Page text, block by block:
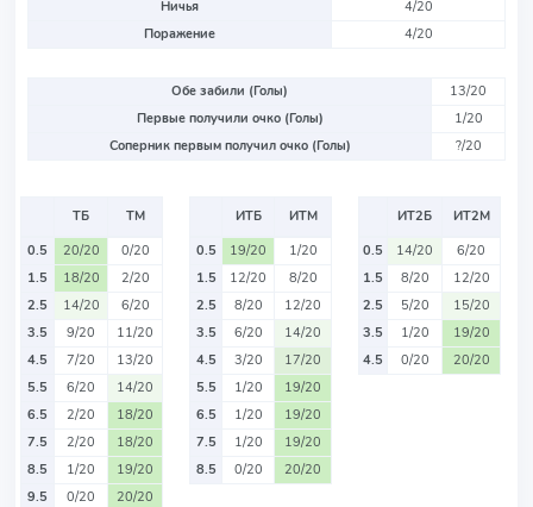
Ничья
4/20
Поражение
4/20
Обе забили (Голы)
13/20
Первые получили очко (Голы)
1/20
Соперник первым получил очко (Голы)
?/20
ТБ
ТМ
0.5
20/20
0/20
1.5
18/20
2/20
2.5
14/20
6/20
3.5
9/20
11/20
4.5
7/20
13/20
5.5
6/20
14/20
6.5
2/20
18/20
7.5
2/20
18/20
8.5
1/20
19/20
9.5
0/20 20/20
ИТБ
ИТМ
0.5
19/20
1/20
1.5
12/20
8/20
2.5
8/20
12/20
3.5
6/20
14/20
4.5
3/20
17/20
5.5
1/20
19/20
6.5
1/20
19/20
7.5
1/20
19/20
8.5
0/20 20/20
ИТ2Б
ИТ2М
0.5
14/20
6/20
1.5
8/20
12/20
2.5
5/20
15/20
3.5
1/20
19/20
4.5
0/20 20/20